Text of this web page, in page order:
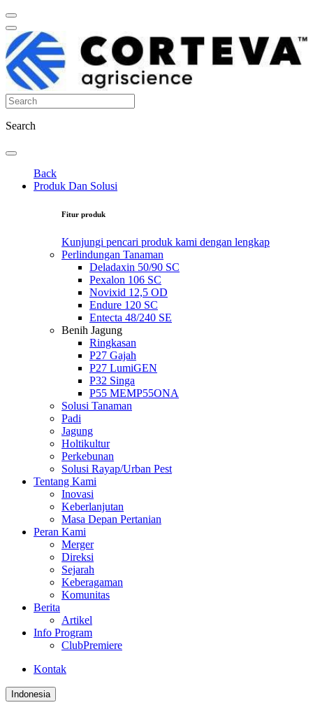
Search
Back
Produk Dan Solusi
Fitur produk
Kunjungi pencari produk kami dengan lengkap
Perlindungan Tanaman
Deladaxin 50/90 SC
Pexalon 106 SC
Novixid 12,5 OD
Endure 120 SC
Entecta 48/240 SE
Benih Jagung
Ringkasan
P27 Gajah
P27 LumiGEN
P32 Singa
P55 MEMP55ONA
Solusi Tanaman
Padi
Jagung
Holtikultur
Perkebunan
Solusi Rayap/Urban Pest
Tentang Kami
Inovasi
Keberlanjutan
Masa Depan Pertanian
Peran Kami
Merger
Direksi
Sejarah
Keberagaman
Komunitas
Berita
Artikel
Info Program
ClubPremiere
Kontak
Indonesia